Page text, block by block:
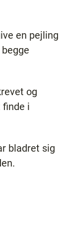
en pejling
og
finde i
bladret sig